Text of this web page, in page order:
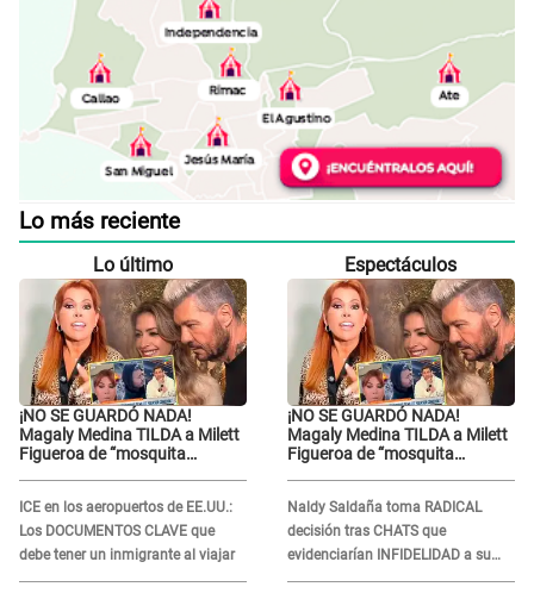
Lo más reciente
Lo último
¡NO SE GUARDÓ NADA!
Magaly Medina TILDA a Milett
Figueroa de “mosquita
Marcelo Tinelli en TV argentina
ICE en los aeropuertos de EE.UU.:
Los DOCUMENTOS CLAVE que
debe tener un inmigrante al viajar
Espectáculos
¡NO SE GUARDÓ NADA!
Magaly Medina TILDA a Milett
Figueroa de “mosquita
Marcelo Tinelli en TV argentina
Naldy Saldaña toma RADICAL
decisión tras CHATS que
evidenciarían INFIDELIDAD a su
novio con animador de 'La Bella